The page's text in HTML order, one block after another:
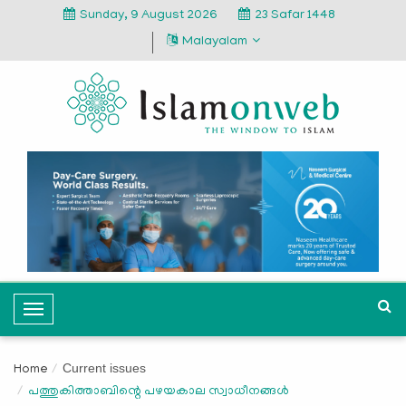
Sunday, 9 August 2026
23 Safar 1448
Malayalam
T
o
g
l
Home Current issues
പത്തുകിത്താബിന്റെ പഴയകാല സ്വാധീനങ്ങള്‍